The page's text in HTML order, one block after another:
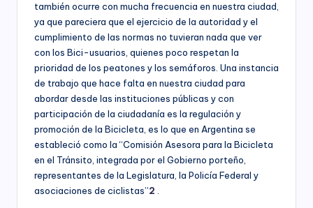
F
d
ci
ó
economía,
para
las
Instituciones
Educativas,
para
los
Candidatos,
Movimientos
Partidos
Políticos,
también ocurre con mucha frecuencia en nuestra ciudad,
ya que pareciera que el ejercicio de la autoridad y el
cumplimiento de las normas no tuvieran nada que ver
con los Bici-usuarios, quienes poco respetan la
prioridad de los peatones y los semáforos. Una instancia
de trabajo que hace falta en nuestra ciudad para
abordar desde las instituciones públicas y con
participación de la ciudadanía es la regulación y
promoción de la Bicicleta, es lo que en Argentina se
estableció como la “Comisión Asesora para la Bicicleta
en el Tránsito, integrada por el Gobierno porteño,
representantes de la Legislatura, la Policía Federal y
asociaciones de ciclistas”2 .